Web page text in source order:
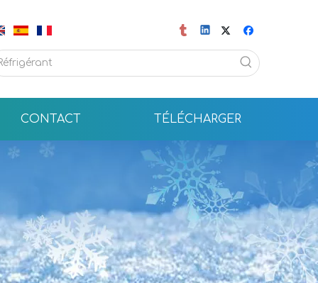
CONTACT TÉLÉCHARGER